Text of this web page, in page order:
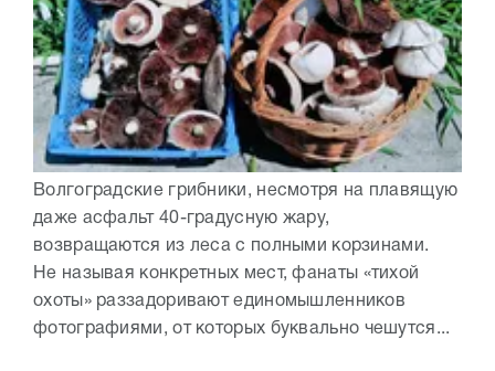
Волгоградские грибники, несмотря на плавящую
даже асфальт 40-градусную жару,
возвращаются из леса с полными корзинами.
Не называя конкретных мест, фанаты «тихой
охоты» раззадоривают единомышленников
фотографиями, от которых буквально чешутся...